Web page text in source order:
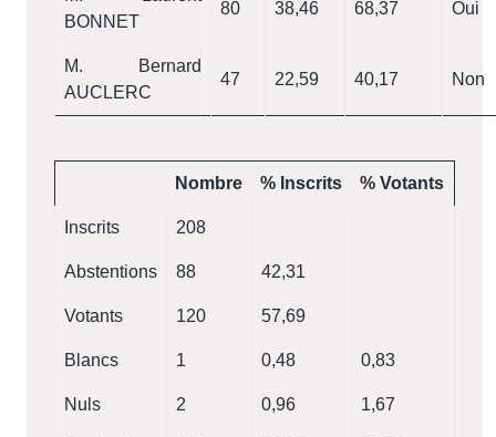
BONNET
80 38,46 68,37 Oui
M. Bernard
AUCLERC
47 22,59 40,17 Non
Nombre % Inscrits % Votants
Inscrits 208
Abstentions 88 42,31
Votants 120 57,69
Blancs 1 0,48 0,83
Nuls 2 0,96 1,67